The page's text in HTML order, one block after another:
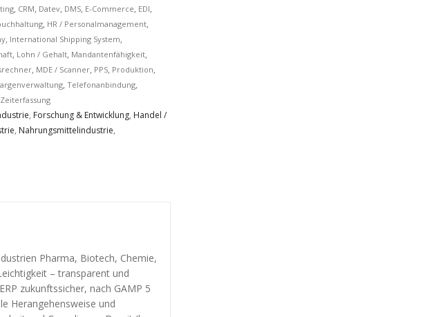
, CRM, Datev, DMS, E-Commerce, EDI,
, HR / Personalmanagement,
, International Shipping System,
, Lohn / Gehalt, Mandantenfähigkeit,
, MDE / Scanner, PPS, Produktion,
, Telefonanbindung,
Zeiterfassung
, Forschung & Entwicklung, Handel /
, Nahrungsmittelindustrie,
Pharma, Biotech, Chemie,
– transparent und
zukunftssicher, nach GAMP 5
Herangehensweise und
ERFAHRUNG
Projektreferenzen
Risikomanagement im ERP Projekt
Change Management